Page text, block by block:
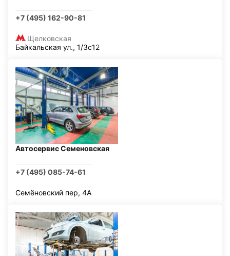
+7 (495) 162-90-81
Щелковская
Байкальская ул., 1/3с12
Автосервис Семеновская
+7 (495) 085-74-61
Семёновский пер, 4А